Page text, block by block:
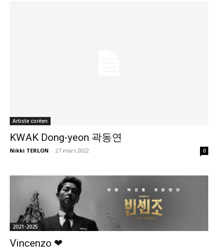
Artiste coréen
KWAK Dong-yeon 곽동연
Nikki TERLON - 27 mars 2022 0
2021-2025
Vincenzo ❤